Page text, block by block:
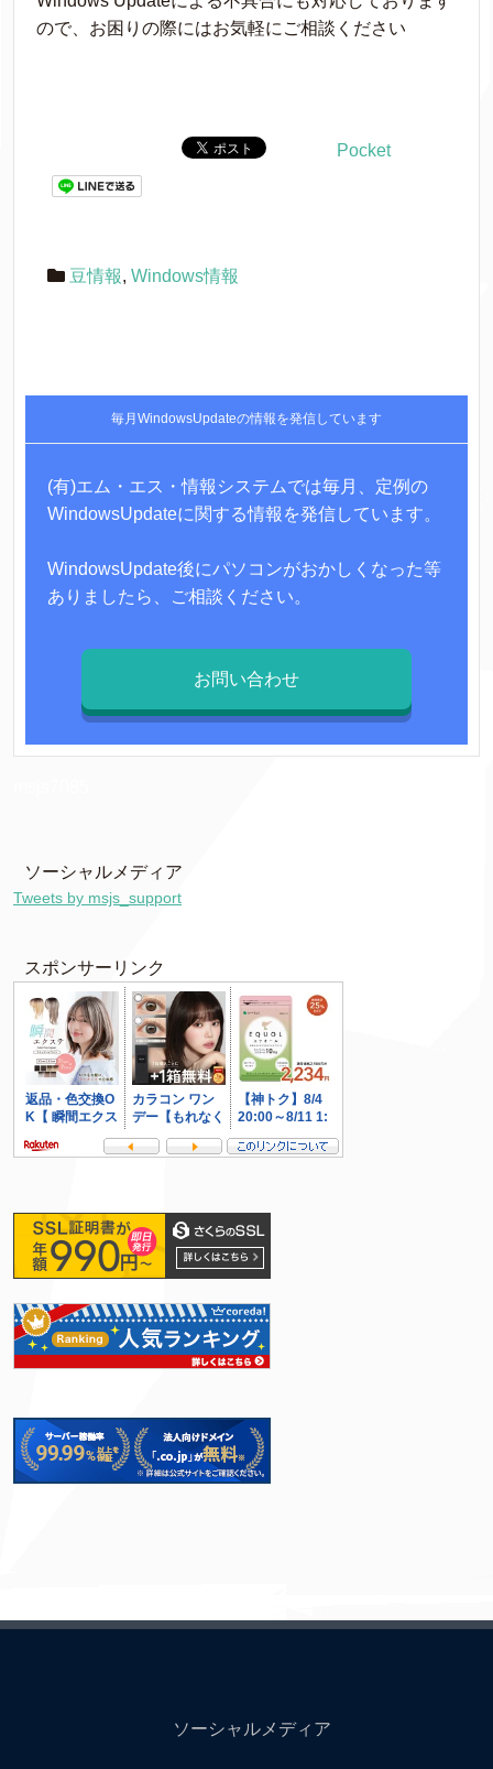
ので、お困りの際にはお気軽にご相談ください
Pocket
豆情報, Windows情報
毎月WindowsUpdateの情報を発信しています
(有)エム・エス・情報システムでは毎月、定例の
WindowsUpdateに関する情報を発信しています。
WindowsUpdate後にパソコンがおかしくなった等
ありましたら、ご相談ください。
お問い合わせ
ソーシャルメディア
Tweets by msjs_support
スポンサーリンク
ソーシャルメディア